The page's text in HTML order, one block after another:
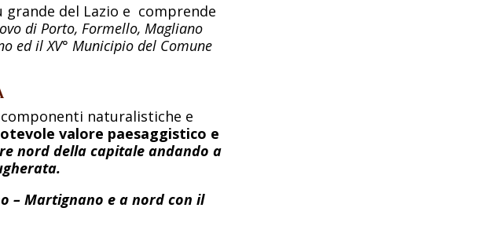
del Lazio e comprende
di Porto, Formello, Magliano
ed il XV° Municipio del Comune
naturalistiche e
valore paesaggistico e
nord della capitale andando a
– Martignano e a nord con il